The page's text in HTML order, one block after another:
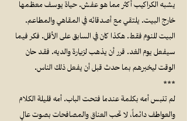
يشبه الكراكيب أكثر مما هو عفش. حياة يوسف معظمها
خارج البيت. يلتقي مع أصدقائه في المقاهي والمطاعم.
البيت للنوم فقط. هكذا كان في السابق على الأقل. فكر فيما
سيفعل يوم الغد. قرر أن يذهب لزيارة والديه. فقد حان
الوقت ليخبرهم بما حدث قبل أن يفعل ذلك الناس.
***
لم تنبس أمه بكلمة عندما فتحت الباب. أمه قليلة الكلام
والعواطف دائماً، لا تحب العناق والمصافحات بصوت عالٍ